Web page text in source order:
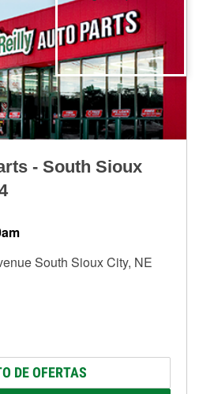
- South Sioux
South Sioux City, NE
DE OFERTAS